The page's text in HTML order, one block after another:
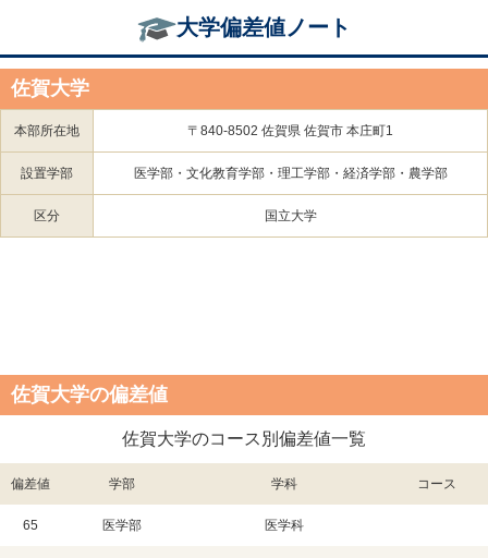
大学偏差値ノート
佐賀大学
本部所在地 〒840-8502 佐賀県 佐賀市 本庄町1
設置学部 医学部・文化教育学部・理工学部・経済学部・農学部
区分 国立大学
佐賀大学の偏差値
佐賀大学のコース別偏差値一覧
偏差値 学部 学科 コース
65 医学部 医学科